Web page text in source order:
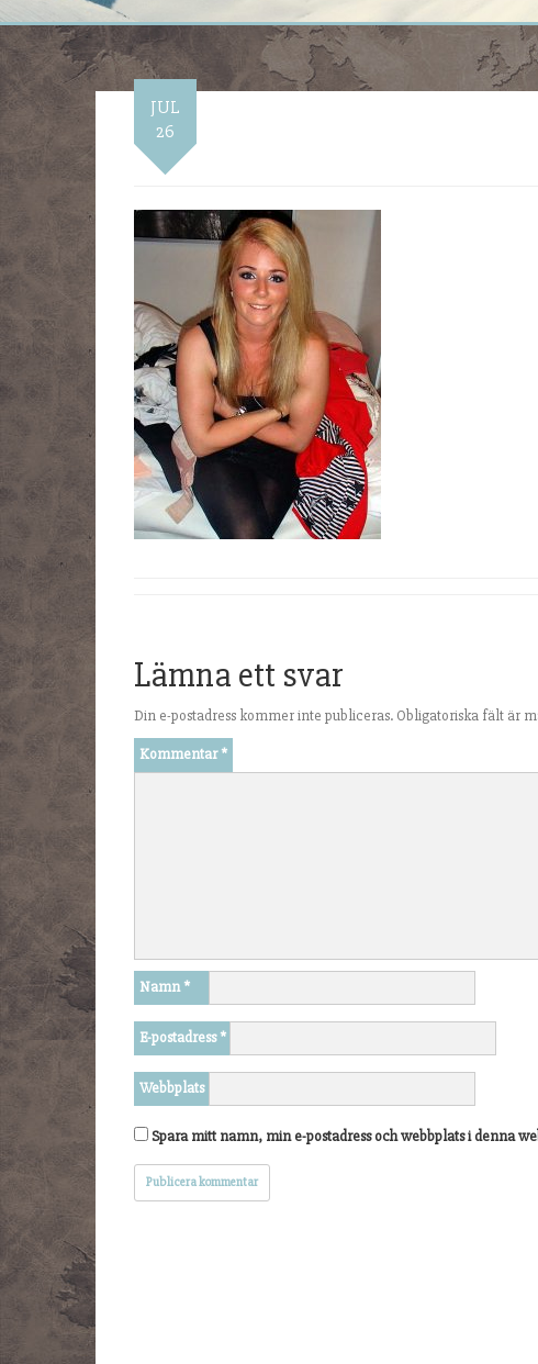
JUL
26
Lämna ett svar
Din e-postadress kommer inte publiceras. Obligatoriska fält är
Kommentar*
Namn*
E-postadress*
Webbplats
Spara mitt namn, min e-postadress och webbplats i denna